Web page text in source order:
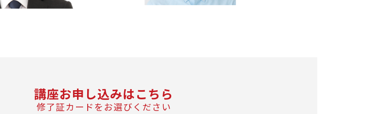
講座お申し込みはこちら
修了証カードをお選びください